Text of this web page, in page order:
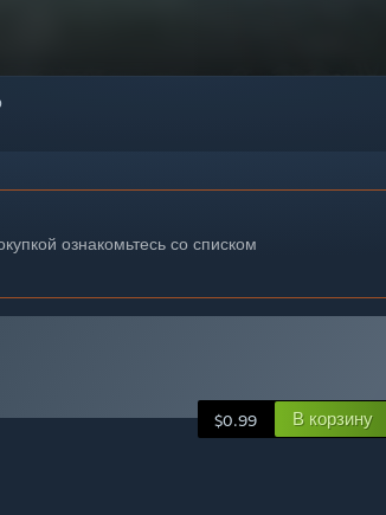
ознакомьтесь со списком
$0.99 В корзину